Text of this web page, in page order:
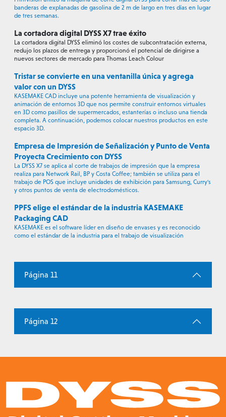
banderas de explanadas de gasolina de 2 m de largo en tres días en lugar
de tres semanas.
La cortadora digital DYSS X7 trae éxito
La cortadora digital DYSS eliminó los costes de subcontratación externa,
redujo los plazos de entrega y proporcionó el potencial de dirigirse a
nuevos sectores de mercado para Thomas Leach Colour
Tristar se convierte en una ventanilla única y agrega
valor con un DYSS
KASEMAKE CAD incluye una potente herramienta de visualización y
animación de entornos 3D que nos permite construir entornos virtuales
en 3D como pasillos de supermercados, estanterías o incluso una tienda
completa. A continuación, podemos colocar nuestros productos en este
espacio 3D.
Empresa de Impresión de Señalización y Punto de Venta
Proyecta Crecimiento con DYSS
La DYSS X7 se aplica al corte de trabajos de impresión que la empresa
realiza para Network Rail, BP y Costa Coffee; también se utiliza para el
trabajo de POS que incluye unidades de exhibición para Samsung, Curry's
y otros puntos de venta de electrodomésticos.
PPFS elige el estándar de la industria KASEMAKE
Packaging CAD
KASEMAKE es el software líder en diseño de envases y es reconocido
como el estándar de la industria para el trabajo de visualización
Página 11
Página 12